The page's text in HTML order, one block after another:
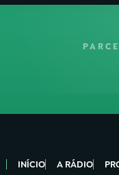
INÍCIO A RÁDIO